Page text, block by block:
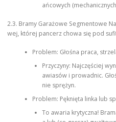
ańcowych
2.3. Bramy Garażowe Segmentowe
wej, której pancerz chowa się pod
Problem: Głośna praca,
Przyczyny: Najczęściej
awiasów i prowadnic.
nie sprężyn.
Problem: Pęknięta linka lub
To awaria krytyczna!